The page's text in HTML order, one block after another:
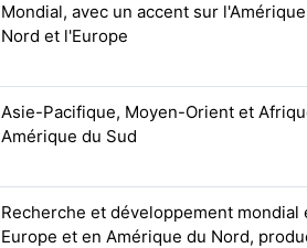
Mondial, avec un accent sur
Nord et l'Europe
Asie-Pacifique, Moyen-Orient et
Amérique du Sud
Recherche et développement mondial
Europe et en Amérique du Nord,